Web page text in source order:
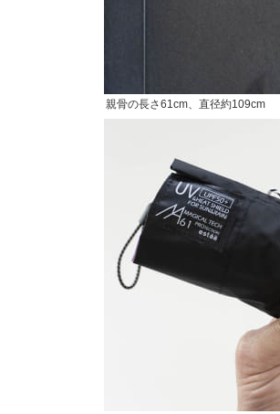
親骨の長さ61cm、直径約109cm